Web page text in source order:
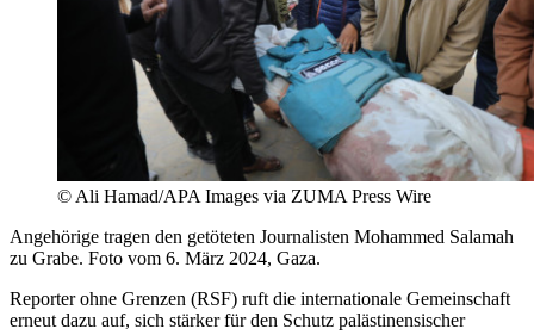
© Ali Hamad/APA Images via ZUMA Press Wire
Angehörige tragen den getöteten Journalisten Mohammed Salamah
zu Grabe. Foto vom 6. März 2024, Gaza.
Reporter ohne Grenzen (RSF) ruft die internationale Gemeinschaft
erneut dazu auf, sich stärker für den Schutz palästinensischer